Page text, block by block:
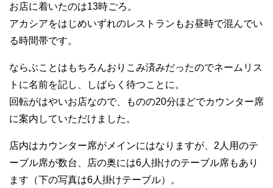
お店に着いたのは13時ごろ。
アカシアをはじめいずれのレストランもお昼時で混んでい
る時間帯です。
ならぶことはもちろんおりこみ済みだったのでネームリス
トに名前を記し、しばらく待つことに。
回転がはやいお店なので、ものの20分ほどでカウンター席
に案内していただけました。
店内はカウンター席がメインにはなりますが、2人用のテ
ーブル席が数台、店の奥には6人掛けのテーブル席もあり
ます（下の写真は6人掛けテーブル）。